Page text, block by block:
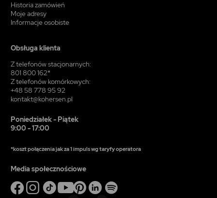
Historia zamówień
Moje adresy
Informacje osobiste
Obsługa klienta
Z telefonów stacjonarnych:
801 800 162*
Z telefonów komórkowych:
+48 58 778 95 92
kontakt@kohersen.pl
Poniedziałek - Piątek
9:00 - 17:00
*koszt połączenia jak za 1 impuls wg taryfy operatora
Media społecznościowe